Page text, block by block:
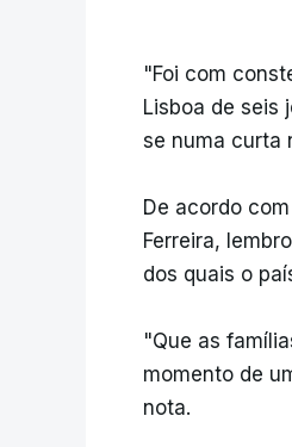
"Foi com
Lisboa de seis
se numa curta
De acordo
Ferreira,
dos quais o
"Que as
momento de
nota.